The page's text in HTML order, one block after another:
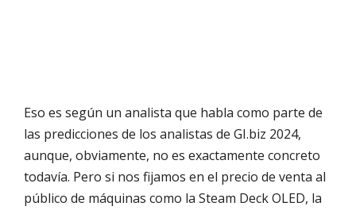
Eso es según un analista que habla como parte de
las predicciones de los analistas de GI.biz 2024,
aunque, obviamente, no es exactamente concreto
todavía. Pero si nos fijamos en el precio de venta al
público de máquinas como la Steam Deck OLED, la